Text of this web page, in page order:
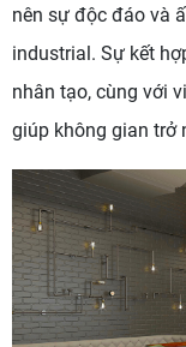
nên sự độc đáo và
industrial. Sự kết
nhân tạo, cùng với
giúp không gian trở